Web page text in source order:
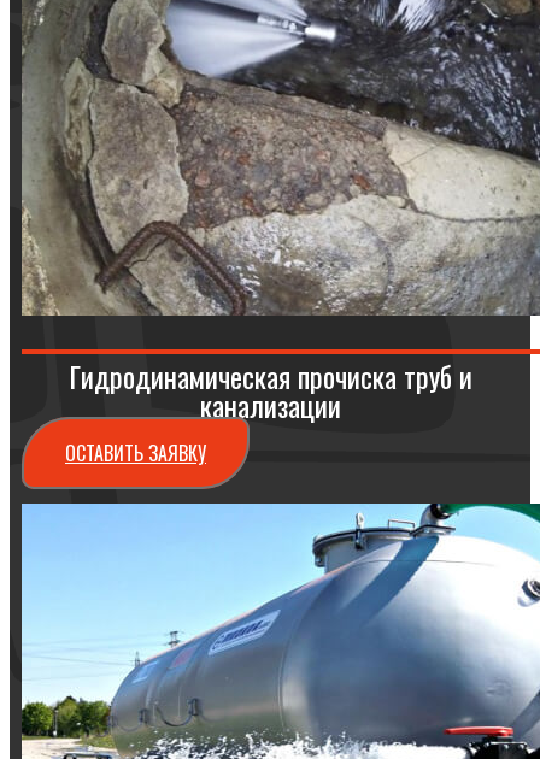
Гидродинамическая прочиска труб и
канализации
ОСТАВИТЬ ЗАЯВКУ